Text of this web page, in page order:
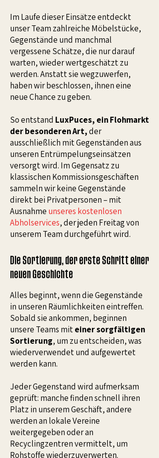
Im Laufe dieser Einsätze entdeckt
unser Team zahlreiche Möbelstücke,
Gegenstände und manchmal
vergessene Schätze, die nur darauf
warten, wieder wertgeschätzt zu
werden. Anstatt sie wegzuwerfen,
haben wir beschlossen, ihnen eine
neue Chance zu geben.
So entstand LuxPuces, ein Flohmarkt
der besonderen Art,der
ausschließlich mit Gegenständen aus
unseren Entrümpelungseinsätzen
versorgt wird. Im Gegensatz zu
klassischen Kommissionsgeschäften
sammeln wir keine Gegenstände
direkt bei Privatpersonen – mit
Ausnahme unseres kostenlosen
Abholservices, der jeden Freitag von
unserem Team durchgeführt wird.
Die Sortierung, der erste Schritt einer
neuen Geschichte
Alles beginnt, wenn die Gegenstände
in unseren Räumlichkeiten eintreffen.
Sobald sie ankommen, beginnen
unsere Teams miteiner sorgfältigen
Sortierung, um zu entscheiden, was
wiederverwendet und aufgewertet
werden kann.
Jeder Gegenstand wird aufmerksam
geprüft: manche finden schnell ihren
Platz in unserem Geschäft, andere
werden an lokale Vereine
weitergegeben oder an
Recyclingzentren vermittelt, um
Rohstoffe wiederzuverwerten.